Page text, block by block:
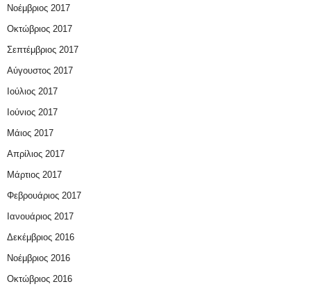
Νοέμβριος 2017
Οκτώβριος 2017
Σεπτέμβριος 2017
Αύγουστος 2017
Ιούλιος 2017
Ιούνιος 2017
Μάιος 2017
Απρίλιος 2017
Μάρτιος 2017
Φεβρουάριος 2017
Ιανουάριος 2017
Δεκέμβριος 2016
Νοέμβριος 2016
Οκτώβριος 2016